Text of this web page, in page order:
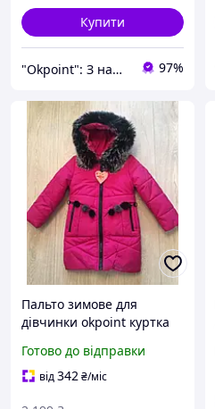
Купити
"Okpoint": З нами ваше життя буде ОК! 97%
Пальто зимове для
дівчинки okpoint куртка
червона (184507)
Готово до відправки
від342₴/міс